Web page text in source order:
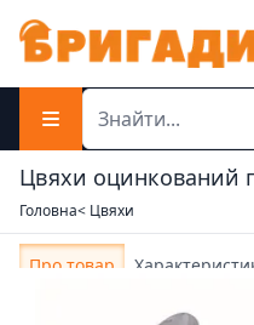
Цвяхи оцинкований
Головна< Цвяхи
Про товар